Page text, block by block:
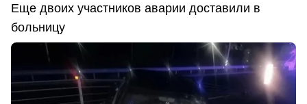
Еще двоих участников аварии доставили в
больницу